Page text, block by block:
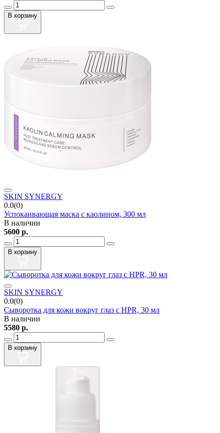
В корзину
SKIN SYNERGY
0.0(0)
Успокаивающая маска с каолином, 300 мл
В наличии
5600 р.
В корзину
SKIN SYNERGY
0.0(0)
Сыворотка для кожи вокруг глаз с HPR, 30 мл
В наличии
5580 р.
В корзину